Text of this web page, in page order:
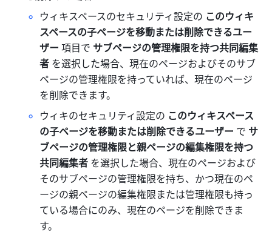
ウィキスペースのセキュリティ設定の このウィキ
スペースの子ページを移動または削除できるユー
ザー 項目で サブページの管理権限を持つ共同編集
者 を選択した場合、現在のページおよびそのサブ
ページの管理権限を持っていれば、現在のページ
を削除できます。
ウィキのセキュリティ設定の このウィキスペース
の子ページを移動または削除できるユーザー で サ
ブページの管理権限と親ページの編集権限を持つ
共同編集者 を選択した場合、現在のページおよび
そのサブページの管理権限を持ち、かつ現在のペ
ージの親ページの編集権限または管理権限も持っ
ている場合にのみ、現在のページを削除できま
す。